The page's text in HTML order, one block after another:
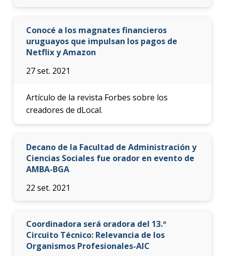
Conocé a los magnates financieros
uruguayos que impulsan los pagos de
Netflix y Amazon
27 set. 2021
Artículo de la revista Forbes sobre los
creadores de dLocal.
Decano de la Facultad de Administración y
Ciencias Sociales fue orador en evento de
AMBA-BGA
22 set. 2021
Coordinadora será oradora del 13.º
Circuito Técnico: Relevancia de los
Organismos Profesionales-AIC